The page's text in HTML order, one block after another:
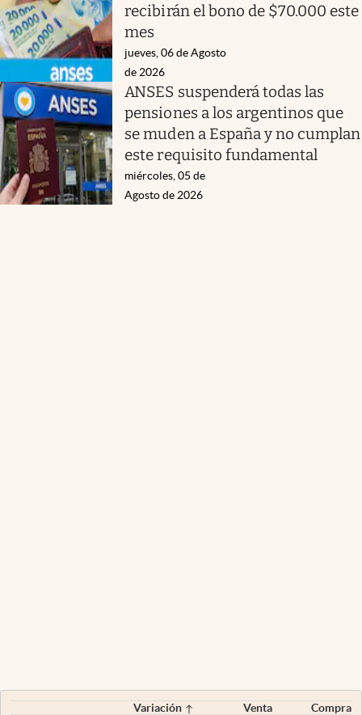
recibirán el bono de $70.000 este
mes
jueves, 06 de Agosto
de 2026
ANSES suspenderá todas las
pensiones a los argentinos que
se muden a España y no cumplan
este requisito fundamental
miércoles, 05 de
Agosto de 2026
Variación Venta
Compra